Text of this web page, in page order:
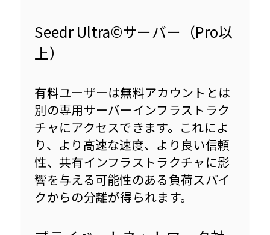
Seedr Ultra©サーバー（Pro以
上）
有料ユーザーは無料アカウントとは
別の専用サーバーインフラストラク
チャにアクセスできます。これによ
り、より高速な速度、より良い信頼
性、共有インフラストラクチャに影
響を与える可能性のある負荷スパイ
クからの分離が得られます。